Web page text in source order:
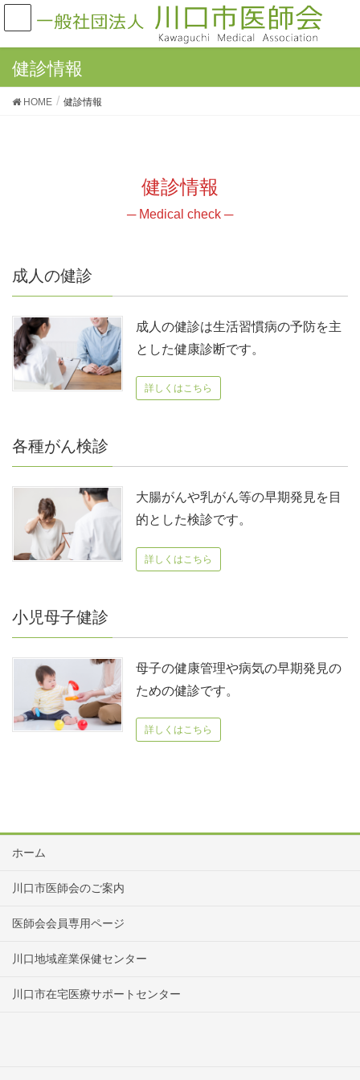
健診情報
HOME 健診情報
健診情報
─ Medical check ─
成人の健診
成人の健診は生活習慣病の予防を主
とした健康診断です。
詳しくはこちら
各種がん検診
大腸がんや乳がん等の早期発見を目
的とした検診です。
詳しくはこちら
小児母子健診
母子の健康管理や病気の早期発見の
ための健診です。
詳しくはこちら
ホーム
川口市医師会のご案内
医師会会員専用ページ
川口地域産業保健センター
川口市在宅医療サポートセンター